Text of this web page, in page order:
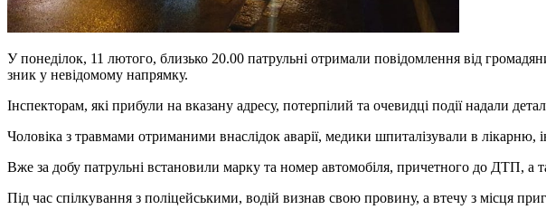
У понеділок, 11 лютого, близько 20.00 патрульні отримали повідомлення від
зник у невідомому напрямку.
Інспекторам, які прибули на вказану адресу, потерпілий та очевидці події надали
Чоловіка з травмами отриманими внаслідок аварії, медики шпиталізували в лікарню,
Вже за добу патрульні встановили марку та номер автомобіля, причетного до ДТП, а
Під час спілкування з поліцейськими, водій визнав свою провину, а втечу з місця